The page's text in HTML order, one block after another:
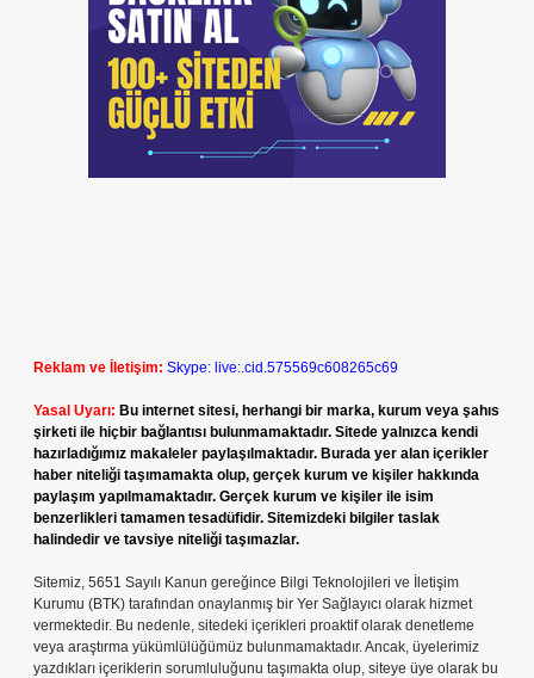
Reklam ve İletişim: Skype: live:.cid.575569c608265c69
Yasal Uyarı: Bu internet sitesi, herhangi bir marka, kurum veya şahıs
şirketi ile hiçbir bağlantısı bulunmamaktadır. Sitede yalnızca kendi
hazırladığımız makaleler paylaşılmaktadır. Burada yer alan içerikler
haber niteliği taşımamakta olup, gerçek kurum ve kişiler hakkında
paylaşım yapılmamaktadır. Gerçek kurum ve kişiler ile isim
benzerlikleri tamamen tesadüfidir. Sitemizdeki bilgiler taslak
halindedir ve tavsiye niteliği taşımazlar.
Sitemiz, 5651 Sayılı Kanun gereğince Bilgi Teknolojileri ve İletişim
Kurumu (BTK) tarafından onaylanmış bir Yer Sağlayıcı olarak hizmet
vermektedir. Bu nedenle, sitedeki içerikleri proaktif olarak denetleme
veya araştırma yükümlülüğümüz bulunmamaktadır. Ancak, üyelerimiz
yazdıkları içeriklerin sorumluluğunu taşımakta olup, siteye üye olarak bu